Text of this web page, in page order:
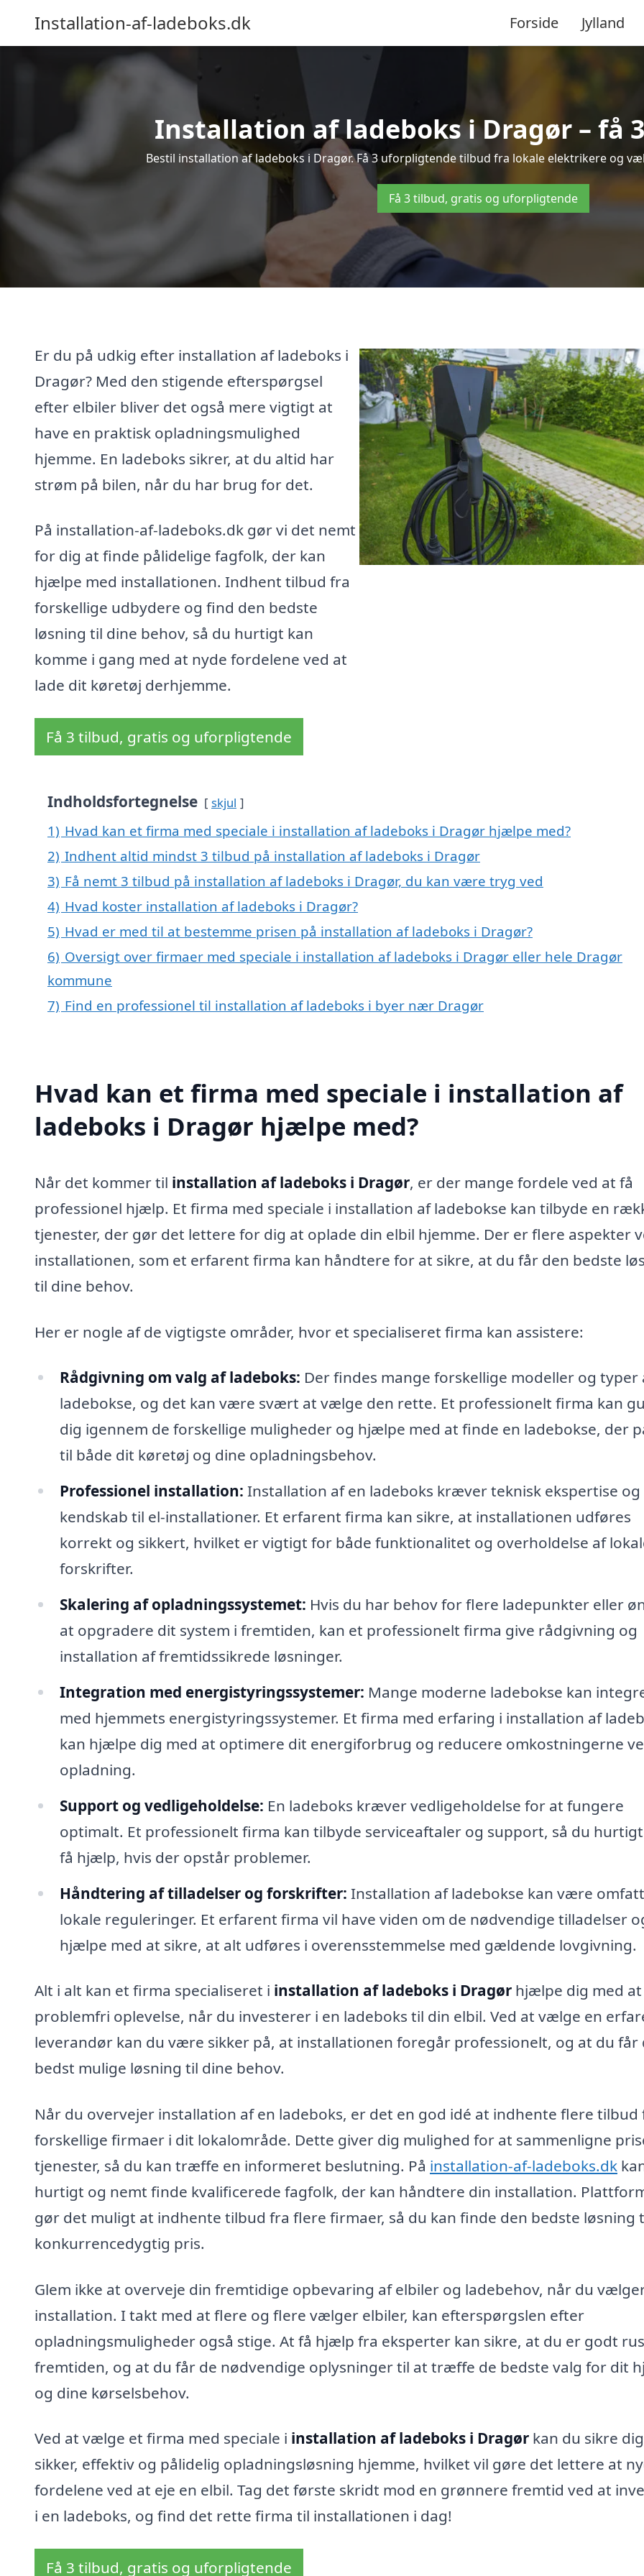
Installation-af-ladeboks.dk Forside Jylland
Installation af ladeboks i Dragør – få
Bestil installation af ladeboks i Dragør. Få 3 uforpligtende tilbud fra lokale elektrikere og
Få 3 tilbud, gratis og uforpligtende
Er du på udkig efter installation af ladeboks i
Dragør? Med den stigende efterspørgsel
efter elbiler bliver det også mere vigtigt at
have en praktisk opladningsmulighed
hjemme. En ladeboks sikrer, at du altid har
strøm på bilen, når du har brug for det.
På installation-af-ladeboks.dk gør vi det nemt
for dig at finde pålidelige fagfolk, der kan
hjælpe med installationen. Indhent tilbud fra
forskellige udbydere og find den bedste
løsning til dine behov, så du hurtigt kan
komme i gang med at nyde fordelene ved at
lade dit køretøj derhjemme.
Få 3 tilbud, gratis og uforpligtende
Indholdsfortegnelse skjul
1) Hvad kan et firma med speciale i installation af ladeboks i Dragør hjælpe med?
2) Indhent altid mindst 3 tilbud på installation af ladeboks i Dragør
3) Få nemt 3 tilbud på installation af ladeboks i Dragør, du kan være tryg ved
4) Hvad koster installation af ladeboks i Dragør?
5) Hvad er med til at bestemme prisen på installation af ladeboks i Dragør?
6) Oversigt over firmaer med speciale i installation af ladeboks i Dragør eller hele Dragør
kommune
7) Find en professionel til installation af ladeboks i byer nær Dragør
Hvad kan et firma med speciale i installation af
ladeboks i Dragør hjælpe med?
Når det kommer til installation af ladeboks i Dragør, er der mange fordele ved at få
professionel hjælp. Et firma med speciale i installation af ladebokse kan tilbyde en
tjenester, der gør det lettere for dig at oplade din elbil hjemme. Der er flere aspekter
installationen, som et erfarent firma kan håndtere for at sikre, at du får den bedste
til dine behov.
Her er nogle af de vigtigste områder, hvor et specialiseret firma kan assistere:
Rådgivning om valg af ladeboks: Der findes mange forskellige modeller og typer
ladebokse, og det kan være svært at vælge den rette. Et professionelt firma kan
dig igennem de forskellige muligheder og hjælpe med at finde en ladebokse, der
til både dit køretøj og dine opladningsbehov.
Professionel installation: Installation af en ladeboks kræver teknisk ekspertise og
kendskab til el-installationer. Et erfarent firma kan sikre, at installationen udføres
korrekt og sikkert, hvilket er vigtigt for både funktionalitet og overholdelse af
forskrifter.
Skalering af opladningssystemet: Hvis du har behov for flere ladepunkter eller
at opgradere dit system i fremtiden, kan et professionelt firma give rådgivning og
installation af fremtidssikrede løsninger.
Integration med energistyringssystemer: Mange moderne ladebokse kan
med hjemmets energistyringssystemer. Et firma med erfaring i installation af
kan hjælpe dig med at optimere dit energiforbrug og reducere omkostningerne
opladning.
Support og vedligeholdelse: En ladeboks kræver vedligeholdelse for at fungere
optimalt. Et professionelt firma kan tilbyde serviceaftaler og support, så du
få hjælp, hvis der opstår problemer.
Håndtering af tilladelser og forskrifter: Installation af ladebokse kan være
lokale reguleringer. Et erfarent firma vil have viden om de nødvendige tilladelser
hjælpe med at sikre, at alt udføres i overensstemmelse med gældende lovgivning.
Alt i alt kan et firma specialiseret i installation af ladeboks i Dragør hjælpe dig med at
problemfri oplevelse, når du investerer i en ladeboks til din elbil. Ved at vælge en
leverandør kan du være sikker på, at installationen foregår professionelt, og at du får
bedst mulige løsning til dine behov.
Når du overvejer installation af en ladeboks, er det en god idé at indhente flere tilbud
forskellige firmaer i dit lokalområde. Dette giver dig mulighed for at sammenligne
tjenester, så du kan træffe en informeret beslutning. På installation-af-ladeboks.dk
hurtigt og nemt finde kvalificerede fagfolk, der kan håndtere din installation.
gør det muligt at indhente tilbud fra flere firmaer, så du kan finde den bedste løsning
konkurrencedygtig pris.
Glem ikke at overveje din fremtidige opbevaring af elbiler og ladebehov, når du
installation. I takt med at flere og flere vælger elbiler, kan efterspørgslen efter
opladningsmuligheder også stige. At få hjælp fra eksperter kan sikre, at du er godt
fremtiden, og at du får de nødvendige oplysninger til at træffe de bedste valg for dit
og dine kørselsbehov.
Ved at vælge et firma med speciale i installation af ladeboks i Dragør kan du sikre
sikker, effektiv og pålidelig opladningsløsning hjemme, hvilket vil gøre det lettere at
fordelene ved at eje en elbil. Tag det første skridt mod en grønnere fremtid ved at
i en ladeboks, og find det rette firma til installationen i dag!
Få 3 tilbud, gratis og uforpligtende